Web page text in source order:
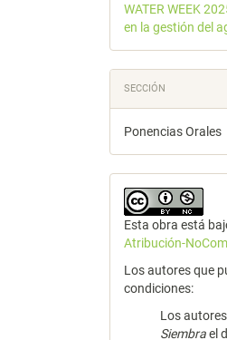
WATER WEEK
en la gestión del
SECCIÓN
Ponencias Orales
Esta obra está
Atribución-
Los autores que
condiciones:
Los
Siembrael